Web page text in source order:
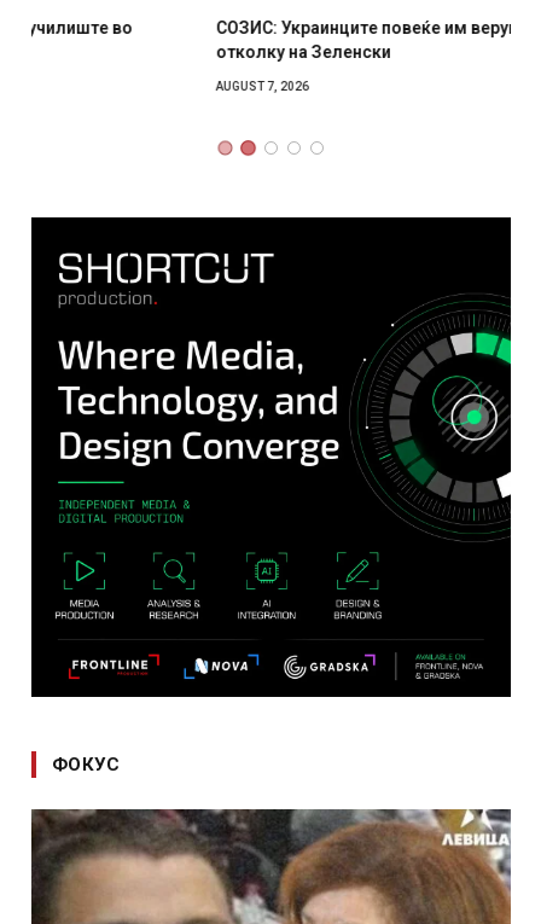
СОЗИС: Украинците повеќе им веруваат на генералите
ФОКУС